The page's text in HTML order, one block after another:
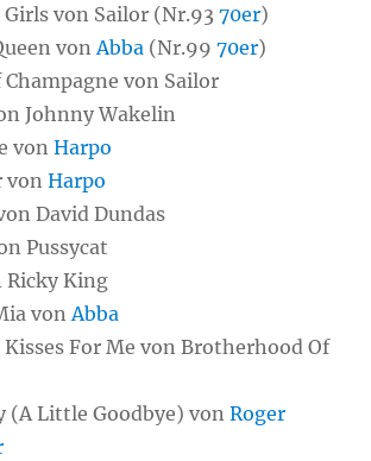
Girls von Sailor (Nr.9370er)
vonAbba (Nr.9970er)
Champagne von Sailor
Johnny Wakelin
vonHarpo
vonHarpo
David Dundas
Pussycat
Ricky King
vonAbba
Kisses For Me von Brotherhood Of
(A Little Goodbye) vonRoger